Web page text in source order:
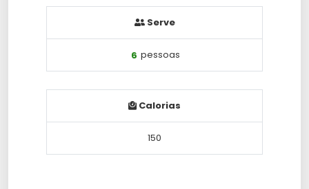
Serve
6 pessoas
Calorias
150